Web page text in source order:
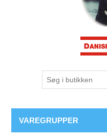
VAREGRUPPER